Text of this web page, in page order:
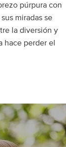
púrpura con
miradas se
la diversión y
hace perder el